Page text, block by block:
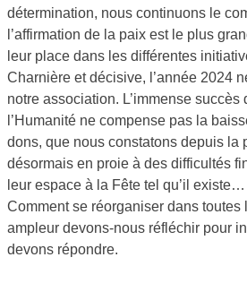
détermination, nous continuons le
l’affirmation de la paix est le plus
leur place dans les différentes
Charnière et décisive, l’année 2024
notre association. L’immense
l’Humanité ne compense pas la
dons, que nous constatons depuis la
désormais en proie à des difficultés
leur espace à la Fête tel qu’il
Comment se réorganiser dans
ampleur devons-nous réfléchir pour
devons répondre.